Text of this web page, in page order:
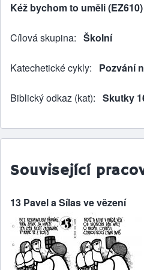
Kéž bychom to uměli (EZ610)
Cílová skupina Školní
Katechetické cykly Pozvání
Biblický odkaz (kat) Skutky
Související
13 Pavel a Sílas ve vězení